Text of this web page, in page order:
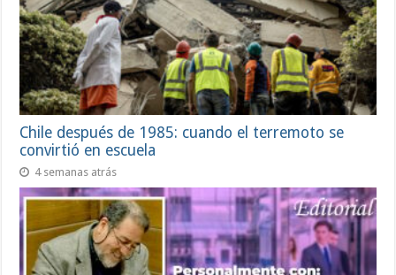
Chile después de 1985: cuando el terremoto se
convirtió en escuela
4 semanas atrás